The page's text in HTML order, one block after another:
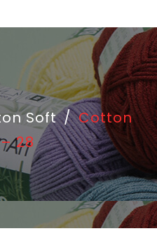
Soft / Cotton
28